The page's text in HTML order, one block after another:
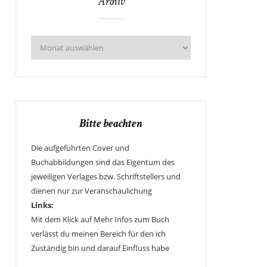
Archiv
Bitte beachten
Die aufgeführten Cover und
Buchabbildungen sind das Eigentum des
jeweiligen Verlages bzw. Schriftstellers und
dienen nur zur Veranschaulichung
Links:
Mit dem Klick auf Mehr Infos zum Buch
verlässt du meinen Bereich für den ich
Zuständig bin und darauf Einfluss habe